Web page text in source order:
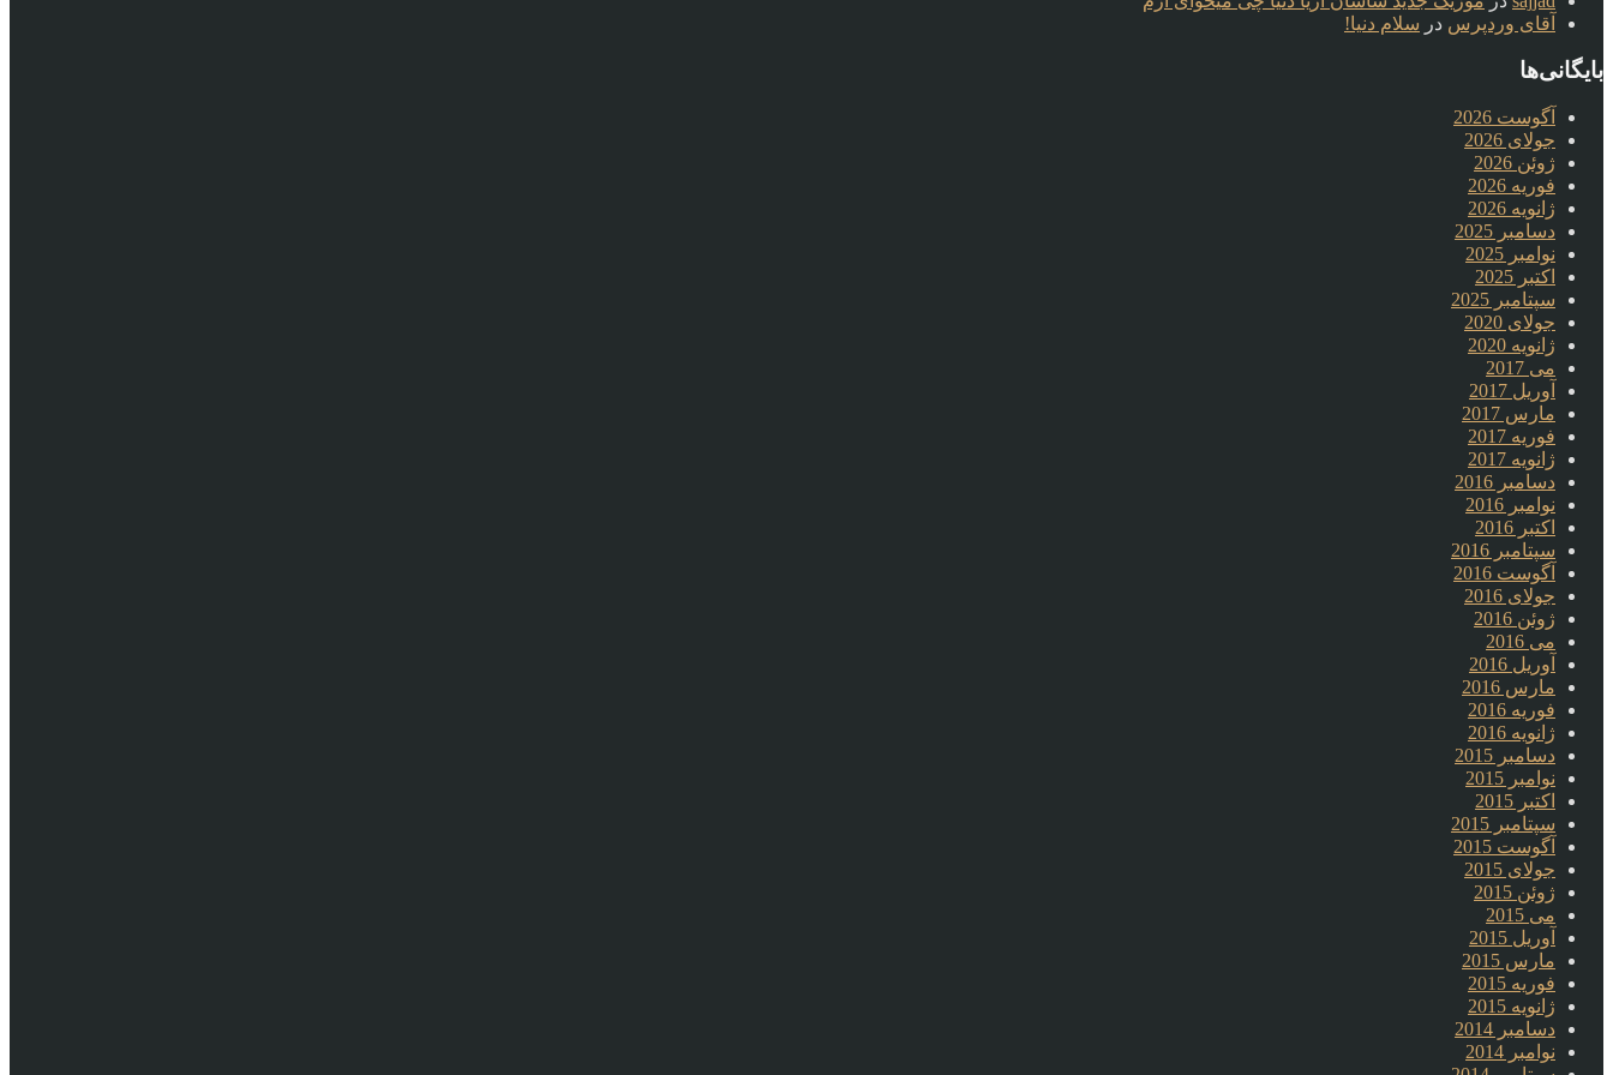
آقای وردپرس در سلام دنیا!
بایگانی‌ها
آگوست 2026
جولای 2026
ژوئن 2026
فوریه 2026
ژانویه 2026
دسامبر 2025
نوامبر 2025
اکتبر 2025
سپتامبر 2025
جولای 2020
ژانویه 2020
می 2017
آوریل 2017
مارس 2017
فوریه 2017
ژانویه 2017
دسامبر 2016
نوامبر 2016
اکتبر 2016
سپتامبر 2016
آگوست 2016
جولای 2016
ژوئن 2016
می 2016
آوریل 2016
مارس 2016
فوریه 2016
ژانویه 2016
دسامبر 2015
نوامبر 2015
اکتبر 2015
سپتامبر 2015
آگوست 2015
جولای 2015
ژوئن 2015
می 2015
آوریل 2015
مارس 2015
فوریه 2015
ژانویه 2015
دسامبر 2014
نوامبر 2014